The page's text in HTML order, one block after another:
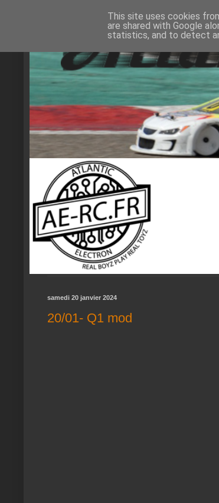
samedi 20 janvier 2024
20/01- Q1 mod
This site uses cookies
are shared with Google
statistics, and to detect